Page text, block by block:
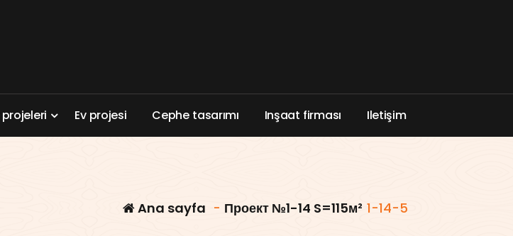
projeleri Ev projesi Cephe tasarımı Inşaat firması Iletişim
Ana sayfa - Проект №1-14 S=115м² 1-14-5